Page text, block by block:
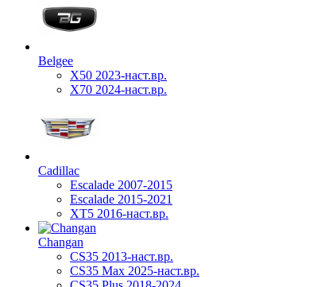
Belgee
X50 2023-наст.вр.
X70 2024-наст.вр.
Cadillac
Escalade 2007-2015
Escalade 2015-2021
XT5 2016-наст.вр.
Changan
CS35 2013-наст.вр.
CS35 Max 2025-наст.вр.